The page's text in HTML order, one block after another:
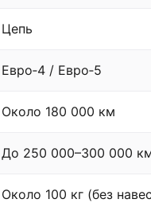
Цепь
Евро‑4 / Евро‑5
Около 180 000 км
До 250 000–300 000
Около 100 кг (без